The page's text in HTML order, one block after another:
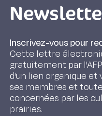
Inscrivez-vous pour
Cette lettre
gratuitement par
d'un lien organique
ses membres et
concernées par les
prairies.